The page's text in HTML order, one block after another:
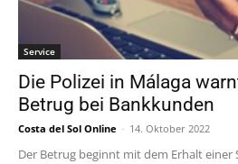
Service
Die Polizei in Málaga
Betrug bei Bankkunden
Costa del Sol Online - 14. Oktober 2022
Der Betrug beginnt mit dem Erhalt einer